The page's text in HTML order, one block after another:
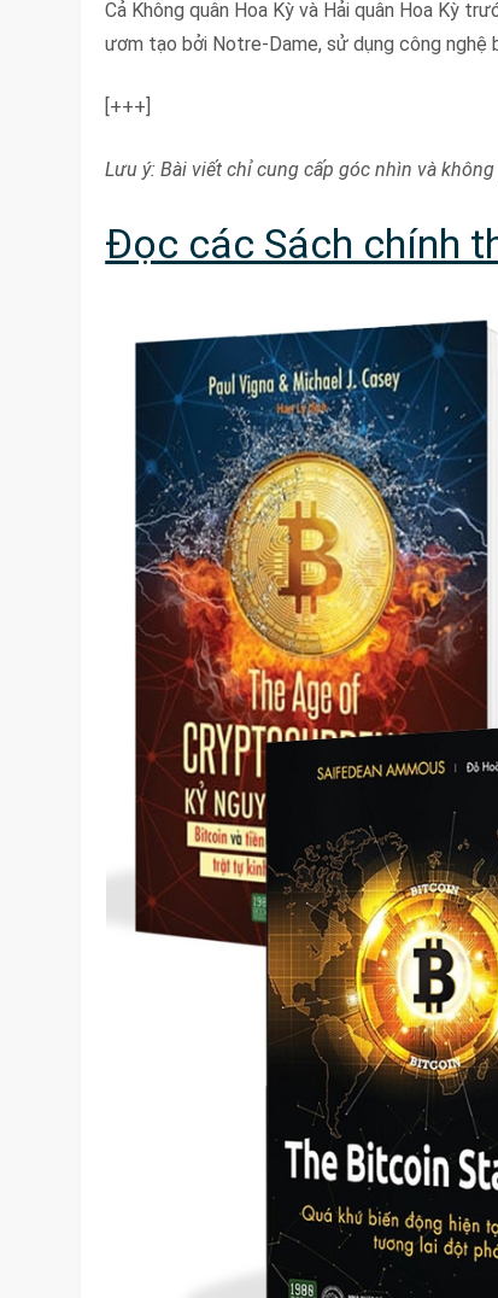
Cả Không quân Hoa Kỳ và Hải quân Hoa Kỳ
ươm tạo bởi Notre-Dame, sử dụng công
[+++]
Lưu ý: Bài viết chỉ cung cấp góc nhìn và
Đọc các Sách chính